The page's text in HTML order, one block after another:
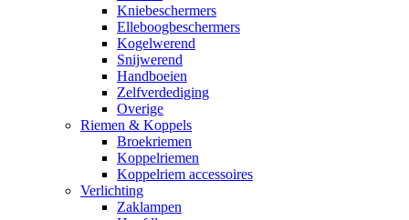
Kniebeschermers
Elleboogbeschermers
Kogelwerend
Snijwerend
Handboeien
Zelfverdediging
Overige
Riemen & Koppels
Broekriemen
Koppelriemen
Koppelriem accessoires
Verlichting
Zaklampen